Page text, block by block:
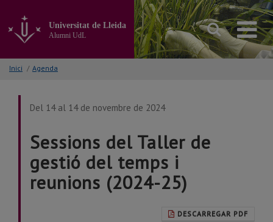
contingut
principal
Universitat de Lleida
Alumni UdL
Inici / Agenda
Del 14 al 14 de novembre de 2024
Sessions del Taller de
gestió del temps i
reunions (2024-25)
DESCARREGAR PDF